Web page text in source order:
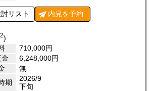
リスト 内見を予約
2)
710,000円
6,248,000円
無
期
2026/9
下旬